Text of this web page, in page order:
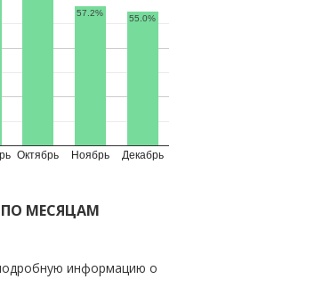
Октябрь Ноябрь Декабрь
57.2%
55.0%
МЕСЯЦАМ
информацию о